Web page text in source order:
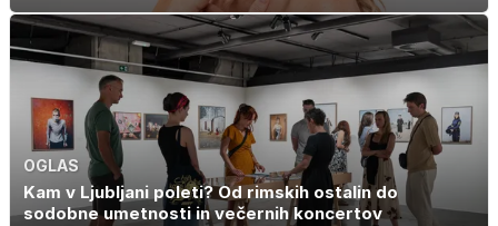
OGLAS
Kam v Ljubljani poleti? Od rimskih ostalin do
sodobne umetnosti in večernih koncertov